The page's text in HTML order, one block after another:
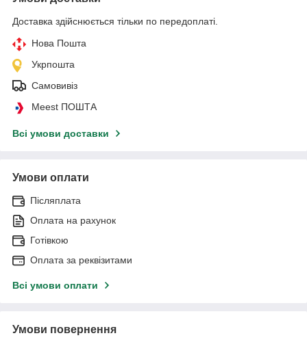
Доставка здійснюється тільки по передоплаті.
Нова Пошта
Укрпошта
Самовивіз
Meest ПОШТА
Всі умови доставки
Умови оплати
Післяплата
Оплата на рахунок
Готівкою
Оплата за реквізитами
Всі умови оплати
Умови повернення